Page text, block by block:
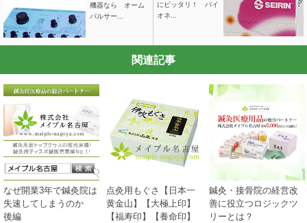
機器なら オーム
パルサー...
にピッタリ！ パイ
オネ...
関連記事
なぜ開業3年で鍼灸院は
失速してしまうのか
後編
点灸用もぐさ【日本一
黄金山】【大極上印】
【福寿印】【養命印】
鍼灸・接骨院の経営改
善に役立つロジックツ
リーとは？